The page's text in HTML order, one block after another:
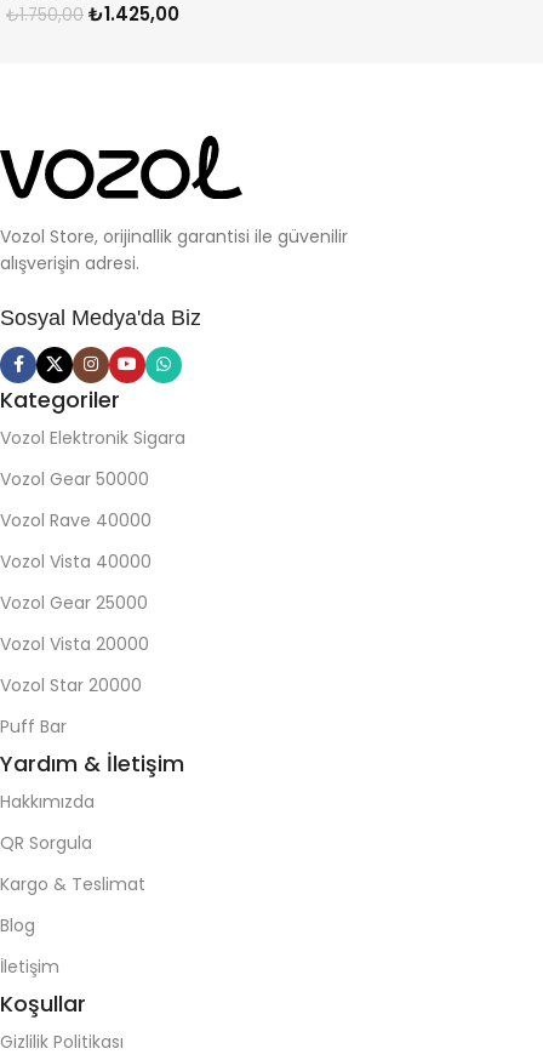
₺1.750,00 ₺1.425,00
Vozol Store, orijinallik garantisi ile güvenilir
alışverişin adresi.
Sosyal Medya'da Biz
Kategoriler
Vozol Elektronik Sigara
Vozol Gear 50000
Vozol Rave 40000
Vozol Vista 40000
Vozol Gear 25000
Vozol Vista 20000
Vozol Star 20000
Puff Bar
Yardım & İletişim
Hakkımızda
QR Sorgula
Kargo & Teslimat
Blog
İletişim
Koşullar
Gizlilik Politikası